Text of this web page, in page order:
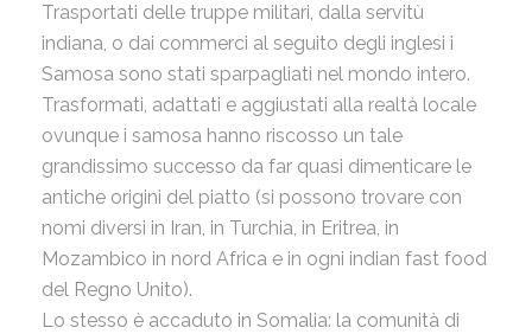
Trasportati delle truppe militari, dalla servitù
indiana, o dai commerci al seguito degli inglesi i
Samosa sono stati sparpagliati nel mondo intero.
Trasformati, adattati e aggiustati alla realtà locale
ovunque i samosa hanno riscosso un tale
grandissimo successo da far quasi dimenticare le
antiche origini del piatto (si possono trovare con
nomi diversi in Iran, in Turchia, in Eritrea, in
Mozambico in nord Africa e in ogni indian fast food
del Regno Unito).
Lo stesso è accaduto in Somalia: la comunità di